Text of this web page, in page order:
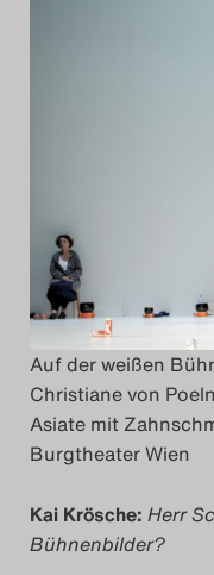
Das
Das
Das
Das
Das
Auf der weißen
Christiane von
Asiate mit
Burgtheater Wien
Kai Krösche: Herr
Bühnenbilder?